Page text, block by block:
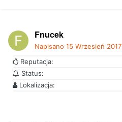
Fnucek
Napisano 15 Wrzesień 2017
Reputacja:
Status:
Lokalizacja: